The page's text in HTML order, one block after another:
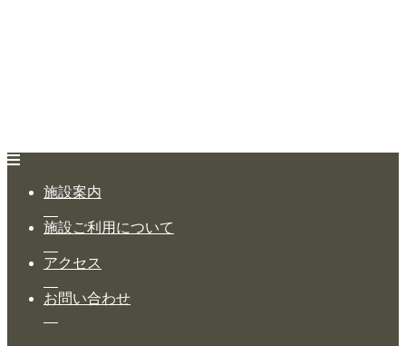
施設案内
施設ご利用について
アクセス
お問い合わせ